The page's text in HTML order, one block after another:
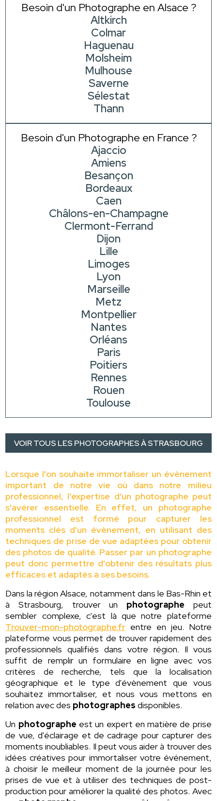
Besoin d'un Photographe en Alsace ?
Altkirch
Colmar
Haguenau
Molsheim
Mulhouse
Saverne
Sélestat
Thann
Besoin d'un Photographe en France ?
Ajaccio
Amiens
Besançon
Bordeaux
Caen
Châlons-en-Champagne
Clermont-Ferrand
Dijon
Lille
Limoges
Lyon
Marseille
Metz
Montpellier
Nantes
Orléans
Paris
Poitiers
Rennes
Rouen
Toulouse
VOIR TOUS LES PHOTOGRAPHES À STRASBOURG
Lorsque l'on souhaite immortaliser un évènement
important de notre vie où dans notre milieu
professionnel, l'expertise d'un photographe peut
s'avérer essentielle. En effet, un photographe
professionnel est formé pour capturer les
moments clés d'un évènement, en utilisant des
techniques de prise de vue adaptées pour obtenir
des photos de qualité. Passer par un photographe
peut donc permettre d'obtenir des résultats plus
efficaces et adaptés à ses besoins.
Dans la région Alsace, notamment dans le Bas-Rhin et
à Strasbourg, trouver un photographe peut
sembler complexe, c'est là que notre plateforme
Trouver-mon-photographe.fr entre en jeu. Notre
plateforme vous permet de trouver rapidement des
professionnels qualifiés dans votre région. Il vous
suffit de remplir un formulaire en ligne avec vos
critères de recherche, tels que la localisation
géographique et le type d'évènement que vous
souhaitez immortaliser, et nous vous mettons en
relation avec des photographes disponibles.
Un photographe est un expert en matière de prise
de vue, d'éclairage et de cadrage pour capturer des
moments inoubliables. Il peut vous aider à trouver des
idées créatives pour immortaliser votre événement,
à choisir le meilleur moment de la journée pour les
prises de vue et à utiliser des techniques de post-
production pour améliorer la qualité des photos. Avec